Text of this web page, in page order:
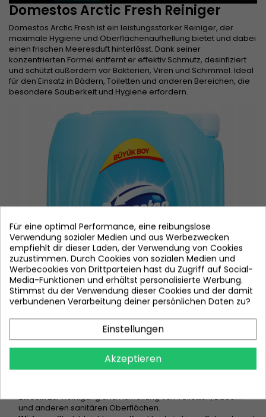
Domestos Arctic Fresh Reiniger
Domestos Arctic Fresh ist ein leistungsstarker Reiniger, der
maximale Hygiene und Oberflächenaufhellung bietet und dabei
einen frischen Meeresduft hinterlässt. Dank seiner
konzentrierten Formel entfernt er effektiv Schmutz, desinfiziert
und schützt außerdem vor Bakterien, Viren und Schimmel. Ideal
für den Einsatz in Bädern, Toiletten und anderen Bereichen, die
besondere Sauberkeit und Hygiene erfordern.
Eigenschaften
Zweck:Zur Reinigung und Aufhellung von Toiletten, Bädern
und anderen sanitären Oberflächen.
Für eine optimal Performance, eine reibungslose
Verwendung sozialer Medien und aus Werbezwecken
empfiehlt dir dieser Laden, der Verwendung von Cookies
zuzustimmen. Durch Cookies von sozialen Medien und
Werbecookies von Drittparteien hast du Zugriff auf Social-
Media-Funktionen und erhältst personalisierte Werbung.
Stimmst du der Verwendung dieser Cookies und der damit
verbundenen Verarbeitung deiner persönlichen Daten zu?
Einstellungen
Akzeptieren